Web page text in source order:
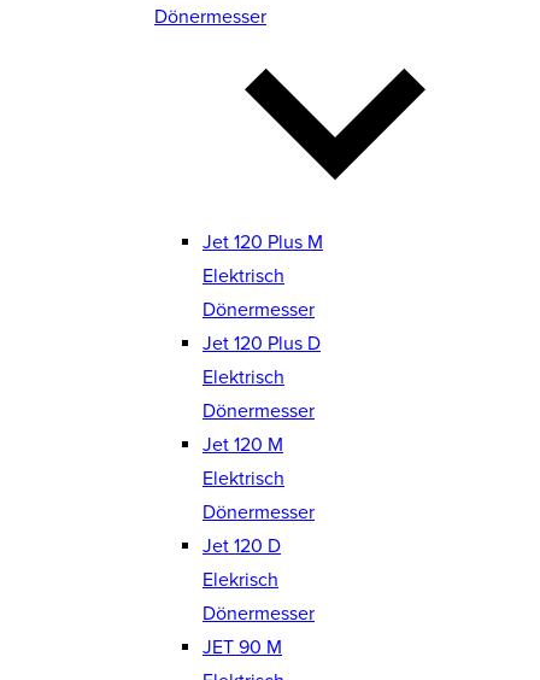
Dönermesser
Jet 120 Plus M
Elektrisch
Dönermesser
Jet 120 Plus D
Elektrisch
Dönermesser
Jet 120 M
Elektrisch
Dönermesser
Jet 120 D
Elekrisch
Dönermesser
JET 90 M